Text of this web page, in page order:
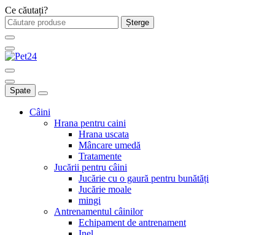
Ce căutați?
Șterge
Spate
Câini
Hrana pentru caini
Hrana uscata
Mâncare umedă
Tratamente
Jucării pentru câini
Jucărie cu o gaură pentru bunătăți
Jucărie moale
mingi
Antrenamentul câinilor
Echipament de antrenament